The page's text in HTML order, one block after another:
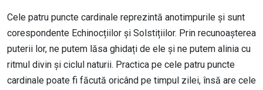
Cele patru puncte cardinale reprezintă anotimpurile și sunt
corespondente Echinocțiilor și Solstițiilor. Prin recunoașterea
puterii lor, ne putem lăsa ghidați de ele și ne putem alinia cu
ritmul divin și ciclul naturii. Practica pe cele patru puncte
cardinale poate fi făcută oricând pe timpul zilei, însă are cele